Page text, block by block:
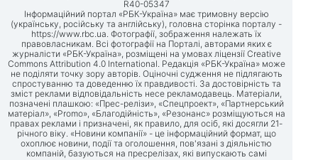
R40-05347
Інформаційний портал «РБК-Україна» має тримовну версію
(українську, російську та англійську), головна сторінка порталу -
https://www.rbc.ua. Фотографії, зображення належать їх
правовласникам. Всі фотографії на Порталі, авторами яких є
журналісти «РБК-Україна», розміщені на умовах ліцензії Creative
Commons Attribution 4.0 International. Редакція «РБК-Україна» може
не поділяти точку зору авторів. Оціночні судження не підлягають
спростуванню та доведенню їх правдивості. За достовірність та
зміст реклами відповідальність несе рекламодавець. Матеріали,
позначені плашкою: «Прес-релізи», «Спецпроект», «Партнерський
матеріал», «Promo», «Благодійність», «Резонанс» розміщуються на
правах реклами і призначені, як правило, для осіб, які досягли 21-
річного віку. «Новини компанії» - це інформаційний формат, що
охоплює новини, події та оголошення, пов'язані з діяльністю
компаній, базуються на пресрелізах, які випускають самі